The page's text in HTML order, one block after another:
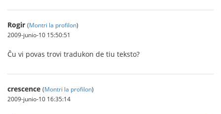
Rogir (Montri la profilon)
2009-junio-10 15:50:51
Ĉu vi povas trovi tradukon de tiu teksto?
crescence (Montri la profilon)
2009-junio-10 16:35:14